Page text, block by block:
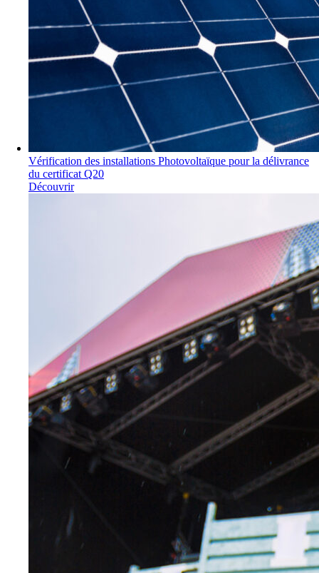
Vérification des installations Photovoltaïque pour la délivrance
du certificat Q20
Découvrir